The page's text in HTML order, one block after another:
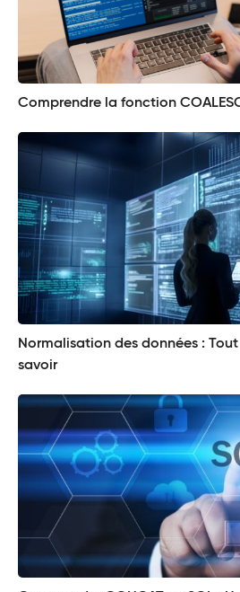
Comprendre la fonction
Normalisation des données :
savoir